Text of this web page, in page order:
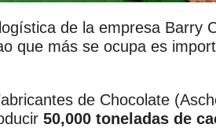
de la empresa Barry
que más se ocupa es
de Chocolate
50,000 toneladas de